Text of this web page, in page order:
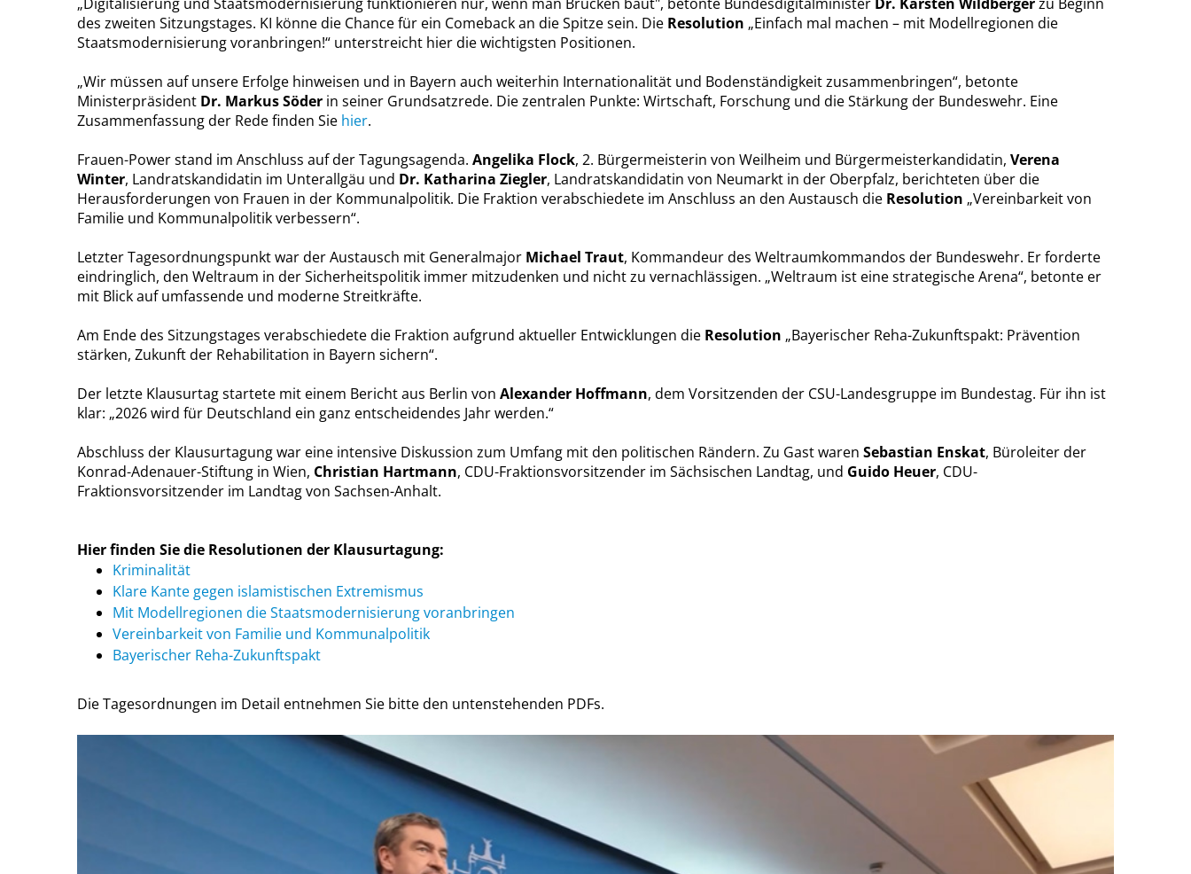
des zweiten Sitzungstages. KI könne die Chance für ein Comeback an die Spitze sein. Die Resolution Einfach mal machen – mit Modellregionen die
Staatsmodernisierung voranbringen!“ unterstreicht hier die wichtigsten Positionen.
Wir müssen auf unsere Erfolge hinweisen und in Bayern auch weiterhin Internationalität und Bodenständigkeit zusammenbringen“, betonte
Ministerpräsident Dr. Markus Söder in seiner Grundsatzrede. Die zentralen Punkte: Wirtschaft, Forschung und die Stärkung der Bundeswehr. Eine
Zusammenfassung der Rede finden Sie hier.
Frauen-Power stand im Anschluss auf der Tagungsagenda. Angelika Flock, 2. Bürgermeisterin von Weilheim und Bürgermeisterkandidatin, Verena
Winter, Landratskandidatin im Unterallgäu und Dr. Katharina Ziegler, Landratskandidatin von Neumarkt in der Oberpfalz, berichteten über die
Herausforderungen von Frauen in der Kommunalpolitik. Die Fraktion verabschiedete im Anschluss an den Austausch die Resolution Vereinbarkeit von
Familie und Kommunalpolitik verbessern“.
Letzter Tagesordnungspunkt war der Austausch mit Generalmajor Michael Traut, Kommandeur des Weltraumkommandos der Bundeswehr. Er forderte
eindringlich, den Weltraum in der Sicherheitspolitik immer mitzudenken und nicht zu vernachlässigen. „Weltraum ist eine strategische Arena“, betonte er
mit Blick auf umfassende und moderne Streitkräfte.
Am Ende des Sitzungstages verabschiedete die Fraktion aufgrund aktueller Entwicklungen die Resolution Bayerischer Reha-Zukunftspakt: Prävention
stärken, Zukunft der Rehabilitation in Bayern sichern“.
Der letzte Klausurtag startete mit einem Bericht aus Berlin von Alexander Hoffmann, dem Vorsitzenden der CSU-Landesgruppe im Bundestag. Für ihn ist
klar: „2026 wird für Deutschland ein ganz entscheidendes Jahr werden.“
Abschluss der Klausurtagung war eine intensive Diskussion zum Umfang mit den politischen Rändern. Zu Gast waren Sebastian Enskat, Büroleiter der
Konrad-Adenauer-Stiftung in Wien, Christian Hartmann, CDU-Fraktionsvorsitzender im Sächsischen Landtag, und Guido Heuer, CDU-
Fraktionsvorsitzender im Landtag von Sachsen-Anhalt.
Hier finden Sie die Resolutionen der Klausurtagung:
Kriminalität
Klare Kante gegen islamistischen Extremismus
Mit Modellregionen die Staatsmodernisierung voranbringen
Vereinbarkeit von Familie und Kommunalpolitik
Bayerischer Reha-Zukunftspakt
Die Tagesordnungen im Detail entnehmen Sie bitte den untenstehenden PDFs.